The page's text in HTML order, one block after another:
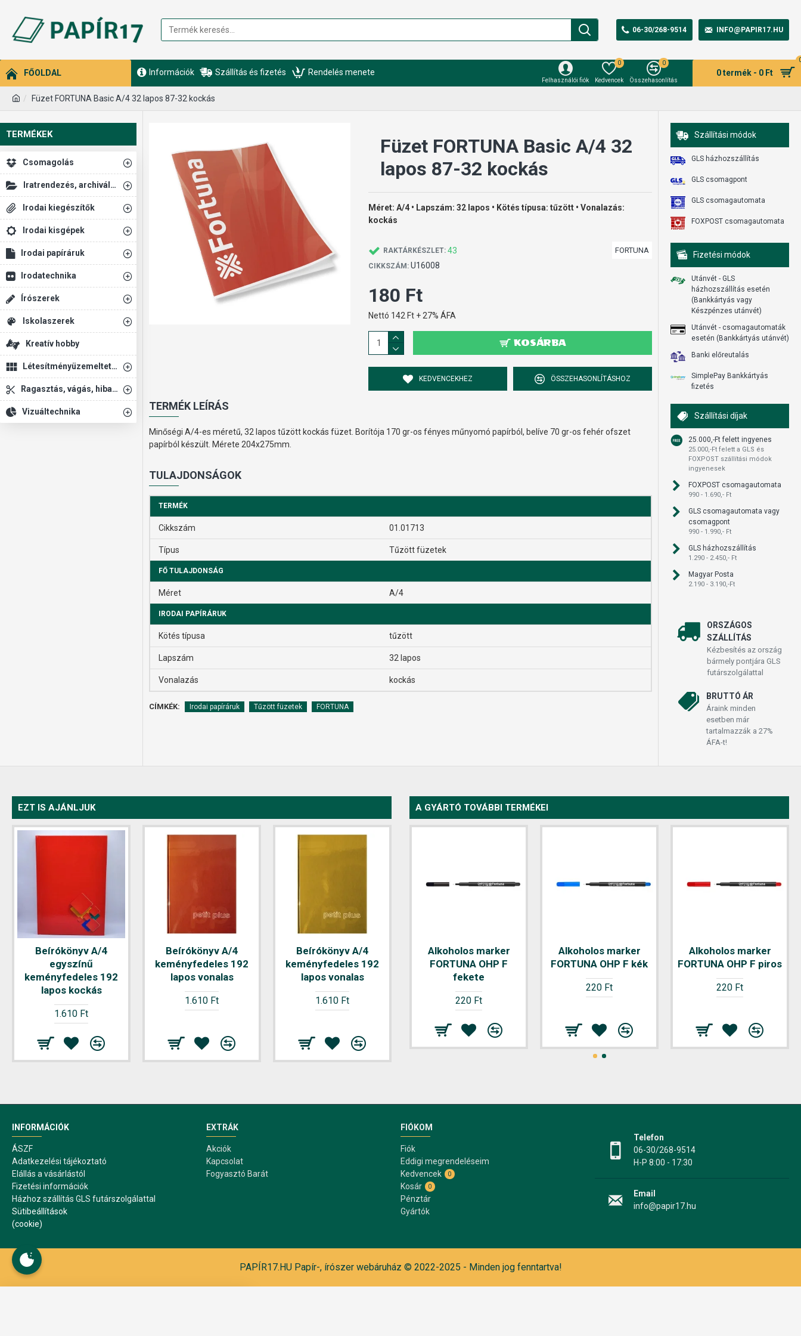
06-30/268-9514 INFO@PAPIR17.HU
FŐOLDAL Információk Szállítás és fizetés Rendelés menete
Felhasználói fiók Kedvencek
0
Összehasonlítás
0
0 termék - 0 Ft
Füzet FORTUNA Basic A/4 32 lapos 87-32 kockás
TERMÉKEK
Csomagolás
Iratrendezés, archiválás
Irodai kiegészítők
Irodai kisgépek
Irodai papíráruk
Irodatechnika
Írószerek
Iskolaszerek
Kreatív hobby
Létesítményüzemeltetés
Ragasztás, vágás, hibajavítás
Vizuáltechnika
Füzet FORTUNA Basic A/4 32
lapos 87-32 kockás
Méret: A/4 • Lapszám: 32 lapos • Kötés típusa: tűzött • Vonalazás:
kockás
RAKTÁRKÉSZLET: 43
CIKKSZÁM: U16008
FORTUNA
180 Ft
Nettó 142 Ft + 27% ÁFA
KOSÁRBA
KEDVENCEKHEZ ÖSSZEHASONLÍTÁSHOZ
TERMÉK LEÍRÁS
Minőségi A/4-es méretű, 32 lapos tűzött kockás füzet. Borítója 170 gr-os fényes műnyomó papírból, belíve 70 gr-os fehér ofszet
papírból készült. Mérete 204x275mm.
TULAJDONSÁGOK
TERMÉK
Cikkszám 01.01713
Típus Tűzött füzetek
FŐ TULAJDONSÁG
Méret A/4
IRODAI PAPÍRÁRUK
Kötés típusa tűzött
Lapszám 32 lapos
Vonalazás kockás
CÍMKÉK: Irodai papíráruk Tűzött füzetek FORTUNA
Szállítási módok
GLS házhozszállítás
GLS csomagpont
GLS csomagautomata
FOXPOST csomagautomata
Fizetési módok
Utánvét - GLS
házhozszállítás esetén
(Bankkártyás vagy
Készpénzes utánvét)
Utánvét - csomagautomaták
esetén (Bankkártyás utánvét)
Banki előreutalás
SimplePay Bankkártyás
fizetés
Szállítási díjak
25.000,-Ft felett ingyenes
25.000,-Ft felett a GLS és
FOXPOST szállítási módok
ingyenesek
FOXPOST csomagautomata
990 - 1.690,- Ft
GLS csomagautomata vagy
csomagpont
990 - 1.990,- Ft
GLS házhozszállítás
1.290 - 2.450,- Ft
Magyar Posta
2.190 - 3.190,-Ft
ORSZÁGOS
SZÁLLÍTÁS
Kézbesítés az ország
bármely pontjára GLS
futárszolgálattal
BRUTTÓ ÁR
Áraink minden
esetben már
tartalmazzák a 27%
ÁFA-t!
EZT IS AJÁNLJUK
Beírókönyv A/4
egyszínű
keményfedeles 192
lapos kockás
1.610 Ft
Beírókönyv A/4
keményfedeles 192
lapos vonalas
1.610 Ft
Beírókönyv A/4
keményfedeles 192
lapos vonalas
1.610 Ft
A GYÁRTÓ TOVÁBBI TERMÉKEI
Alkoholos marker
FORTUNA OHP F
fekete
220 Ft
Alkoholos marker
FORTUNA OHP F kék
220 Ft
Alkoholos marker
FORTUNA OHP F piros
220 Ft
INFORMÁCIÓK
ÁSZF
Adatkezelési tájékoztató
Elállás a vásárlástól
Fizetési információk
Házhoz szállítás GLS futárszolgálattal
Sütibeállítások
(cookie)
EXTRÁK
Akciók
Kapcsolat
Fogyasztó Barát
FIÓKOM
Fiók
Eddigi megrendeléseim
Kedvencek
0
Kosár 0
Pénztár
Gyártók
Telefon
06-30/268-9514
H-P 8:00 - 17:30
Email
info@papir17.hu
PAPÍR17.HU Papír-, írószer webáruház © 2022-2025 - Minden jog fenntartva!